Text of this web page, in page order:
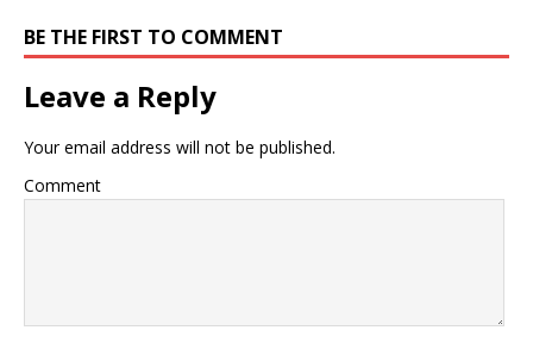
BE THE FIRST TO COMMENT
Leave a Reply
Your email address will not be published.
Comment